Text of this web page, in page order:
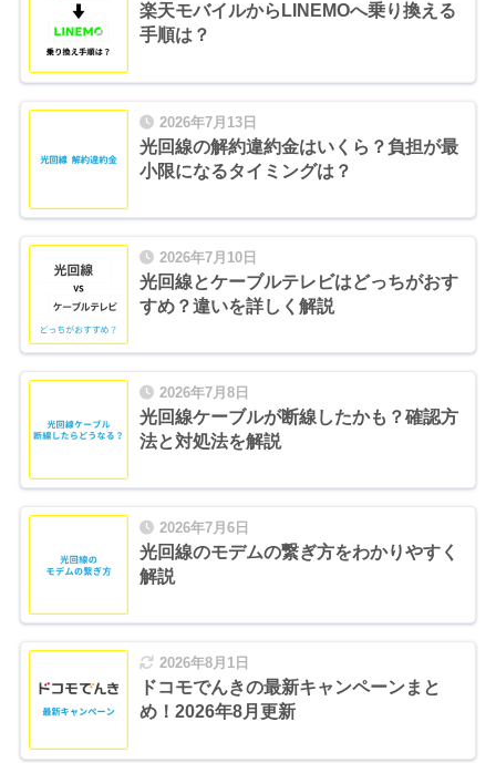
楽天モバイルからLINEMOへ乗り換える
手順は？
2026年7月13日
光回線の解約違約金はいくら？負担が最
小限になるタイミングは？
2026年7月10日
光回線とケーブルテレビはどっちがおす
すめ？違いを詳しく解説
2026年7月8日
光回線ケーブルが断線したかも？確認方
法と対処法を解説
2026年7月6日
光回線のモデムの繋ぎ方をわかりやすく
解説
2026年8月1日
ドコモでんきの最新キャンペーンまと
め！2026年8月更新